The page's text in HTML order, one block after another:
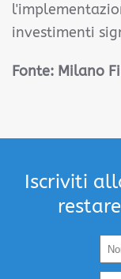
investimenti
Fonte: Milano
Iscriviti